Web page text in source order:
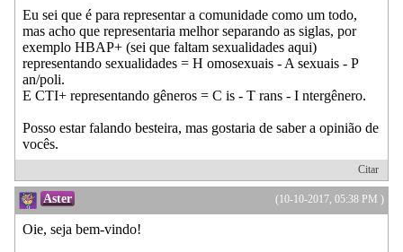
Eu sei que é para representar a comunidade como um todo,
mas acho que representaria melhor separando as siglas, por
exemplo HBAP+ (sei que faltam sexualidades aqui)
representando sexualidades = H omosexuais - A sexuais - P
an/poli.
E CTI+ representando gêneros = C is - T rans - I ntergênero.
Posso estar falando besteira, mas gostaria de saber a opinião de
vocês.
Citar
(10-10-2017, 05:38 PM )
Aster
Oie, seja bem-vindo!